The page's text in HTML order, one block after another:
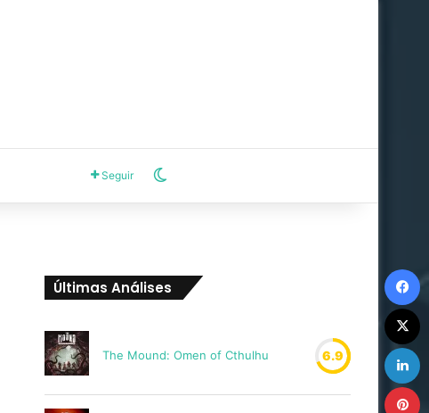
Seguir
Últimas Análises
The Mound: Omen of Cthulhu 6.9